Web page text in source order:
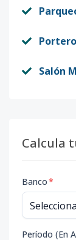
Portero
Salón
Calcula
Banco*
Período (En